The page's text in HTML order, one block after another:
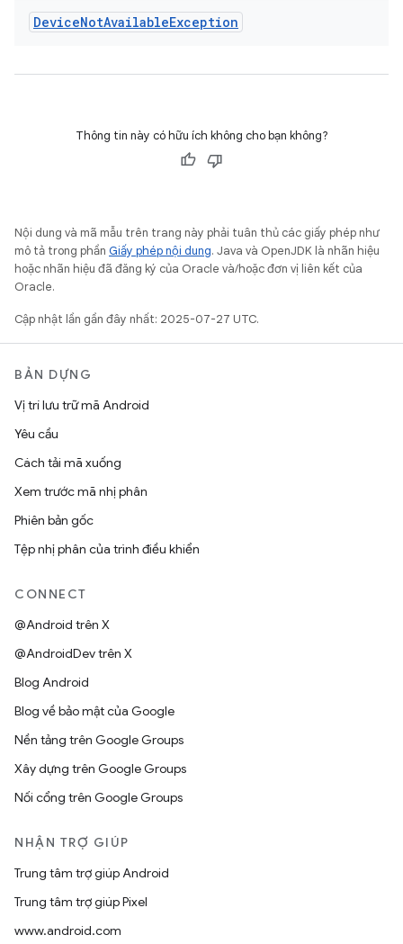
DeviceNotAvailableException
Thông tin này có hữu ích không cho bạn không?
Nội dung và mã mẫu trên trang này phải tuân thủ các giấy phép như
mô tả trong phần Giấy phép nội dung. Java và OpenJDK là nhãn hiệu
hoặc nhãn hiệu đã đăng ký của Oracle và/hoặc đơn vị liên kết của
Oracle.
Cập nhật lần gần đây nhất: 2025-07-27 UTC.
BẢN DỰNG
Vị trí lưu trữ mã Android
Yêu cầu
Cách tải mã xuống
Xem trước mã nhị phân
Phiên bản gốc
Tệp nhị phân của trình điều khiển
CONNECT
@Android trên X
@AndroidDev trên X
Blog Android
Blog về bảo mật của Google
Nền tảng trên Google Groups
Xây dựng trên Google Groups
Nối cổng trên Google Groups
NHẬN TRỢ GIÚP
Trung tâm trợ giúp Android
Trung tâm trợ giúp Pixel
www.android.com